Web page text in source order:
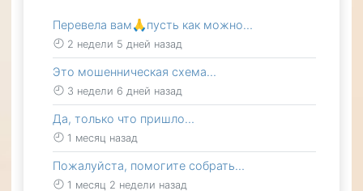
Перевела вам🙏пусть как можно…
2 недели 5 дней назад
Это мошенническая схема…
3 недели 6 дней назад
Да, только что пришло…
1 месяц назад
Пожалуйста, помогите собрать…
1 месяц 2 недели назад